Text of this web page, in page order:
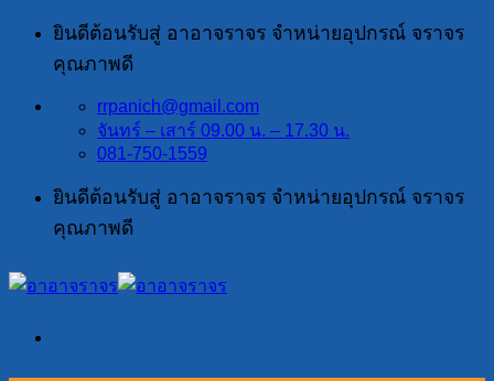
ข้าม
เนื้อหา
ยินดีต้อนรับสู่ อาอาจราจร จำหน่ายอุปกรณ์ จราจร
คุณภาพดี
rrpanich@gmail.com
จันทร์ – เสาร์ 09.00 น. – 17.30 น.
081-750-1559
ยินดีต้อนรับสู่ อาอาจราจร จำหน่ายอุปกรณ์ จราจร
คุณภาพดี